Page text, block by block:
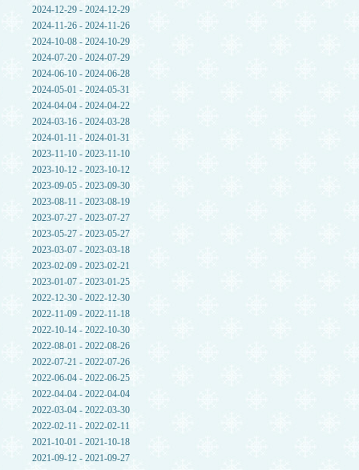
2024-12-29 - 2024-12-29
2024-11-26 - 2024-11-26
2024-10-08 - 2024-10-29
2024-07-20 - 2024-07-29
2024-06-10 - 2024-06-28
2024-05-01 - 2024-05-31
2024-04-04 - 2024-04-22
2024-03-16 - 2024-03-28
2024-01-11 - 2024-01-31
2023-11-10 - 2023-11-10
2023-10-12 - 2023-10-12
2023-09-05 - 2023-09-30
2023-08-11 - 2023-08-19
2023-07-27 - 2023-07-27
2023-05-27 - 2023-05-27
2023-03-07 - 2023-03-18
2023-02-09 - 2023-02-21
2023-01-07 - 2023-01-25
2022-12-30 - 2022-12-30
2022-11-09 - 2022-11-18
2022-10-14 - 2022-10-30
2022-08-01 - 2022-08-26
2022-07-21 - 2022-07-26
2022-06-04 - 2022-06-25
2022-04-04 - 2022-04-04
2022-03-04 - 2022-03-30
2022-02-11 - 2022-02-11
2021-10-01 - 2021-10-18
2021-09-12 - 2021-09-27